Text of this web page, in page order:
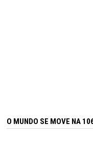
O MUNDO SE MOVE NA